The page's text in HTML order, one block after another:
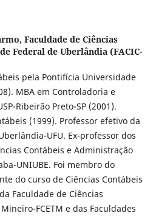
Faculdade de Ciências
Federal de Uberlândia (FACIC-
pela Pontifícia Universidade
MBA em Controladoria e
Ribeirão Preto-SP (2001).
(1999). Professor efetivo da
UFU. Ex-professor dos
Contábeis e Administração
UNIUBE. Foi membro do
do curso de Ciências Contábeis
Faculdade de Ciências
FCETM e das Faculdades